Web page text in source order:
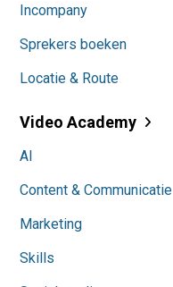
Incompany
Sprekers boeken
Locatie & Route
Video Academy
AI
Content & Communicatie
Marketing
Skills